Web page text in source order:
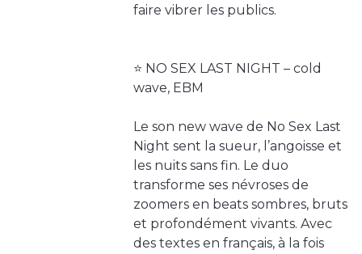
faire vibrer les publics.
⭐️ NO SEX LAST NIGHT – cold
wave, EBM
Le son new wave de No Sex Last
Night sent la sueur, l’angoisse et
les nuits sans fin. Le duo
transforme ses névroses de
zoomers en beats sombres, bruts
et profondément vivants. Avec
des textes en français, à la fois